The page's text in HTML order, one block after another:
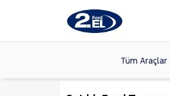
Tüm Araçlar